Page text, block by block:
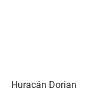
Huracán Dorian